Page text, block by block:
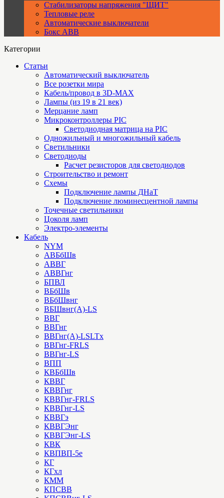
Стабилизаторы напряжения "ЩИТ"
Тепловые реле
Автоматические выключатели
Бокс ABB
Категории
Статьи
Автоматический выключатель
Все розетки мира
Кабель/провод в 3D-MAX
Лампы (из 19 в 21 век)
Мерцание ламп
Микроконтроллеры PIC
Cветодиодная матрица на PIC
Одножильный и многожильный кабель
Светильники
Светодиоды
Расчет резисторов для светодиодов
Строительство и ремонт
Схемы
Подключение лампы ДНаТ
Подключение люминесцентной лампы
Точечные светильники
Цоколя ламп
Электро-элементы
Кабель
NYM
АВБбШв
АВВГ
АВВГнг
БПВЛ
ВБбШв
ВБбШвнг
ВБШвнг(А)-LS
ВВГ
ВВГнг
ВВГнг(А)-LSLTx
ВВГнг-FRLS
ВВГнг-LS
ВПП
КВБбШв
КВВГ
КВВГнг
КВВГнг-FRLS
КВВГнг-LS
КВВГэ
КВВГЭнг
КВВГЭнг-LS
КВК
КВПВП-5е
КГ
КГхл
КММ
КПСВВ